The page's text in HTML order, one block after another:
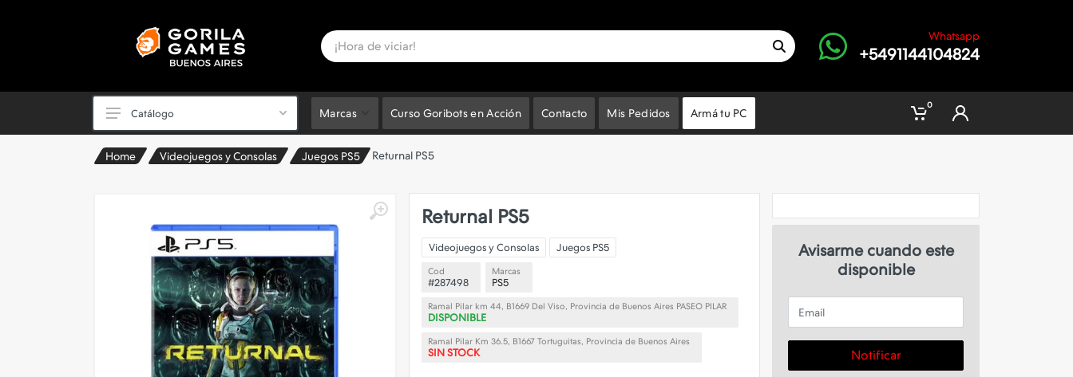
Whatsapp
+5491144104824
Videojuegos y Consolas
Componentes de PC
PC Armadas y Notebooks
Sillas Gamer
Simuladores
Catálogo Marcas Curso Goribots en Acción Contacto Mis Pedidos Armá tu PC
0
Home Videojuegos y Consolas Juegos PS5 Returnal PS5
Returnal PS5
Videojuegos y Consolas Juegos PS5
Cod
#287498
Marcas
PS5
Ramal Pilar km 44, B1669 Del Viso, Provincia de Buenos Aires PASEO PILAR
DISPONIBLE
Ramal Pilar Km 36.5, B1667 Tortuguitas, Provincia de Buenos Aires
SIN STOCK
Avisarme cuando este
disponible
Email
Notificar